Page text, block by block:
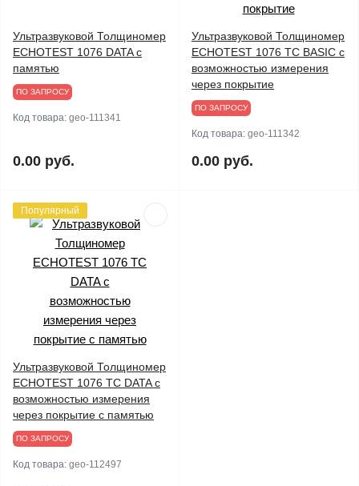
Ультразвуковой Толщиномер
ECHOTEST 1076 DATA с
памятью
ПО ЗАПРОСУ
Код товара: geo-111341
0.00 руб.
Ультразвуковой Толщиномер
ECHOTEST 1076 TC BASIC с
возможностью измерения
через покрытие
ПО ЗАПРОСУ
Код товара: geo-111342
0.00 руб.
Популярный
Ультразвуковой Толщиномер
ECHOTEST 1076 TC DATA с
возможностью измерения
через покрытие с памятью
ПО ЗАПРОСУ
Код товара: geo-112497